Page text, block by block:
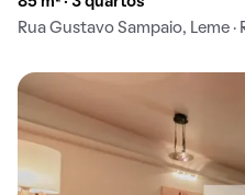
Rua Gustavo Sampaio, Leme ·